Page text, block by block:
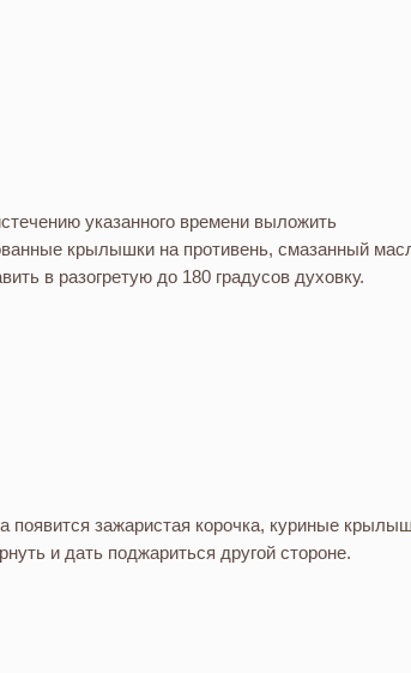
указанного времени выложить
крылышки на противень, смазанный
в разогретую до 180 градусов духовку.
появится зажаристая корочка, куриные
и дать поджариться другой стороне.